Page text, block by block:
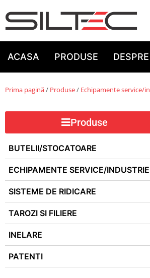
ACASA PRODUSE
Prima pagină/ Produse/ Echipamente service/
Produse
BUTELII/STOCATOARE
ECHIPAMENTE SERVICE/INDUSTRIE
SISTEME DE RIDICARE
TAROZI SI FILIERE
INELARE
PATENTI